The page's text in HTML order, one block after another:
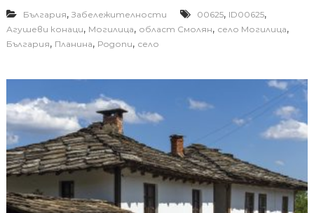
България, Забележителности 00625, ID00625,
Агушеви конаци, Могилица, област Смолян, село Могилица,
България, Планина, Родопи, село